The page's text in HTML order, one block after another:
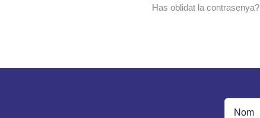
Has oblidat la contrasenya?